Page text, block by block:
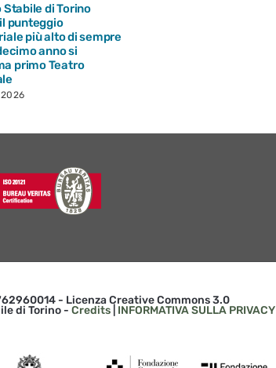
Stabile di Torino
punteggio
più alto di sempre
anno si
primo Teatro
- Licenza Creative Commons 3.0
di Torino - Credits INFORMATIVA SULLA PRIVACY